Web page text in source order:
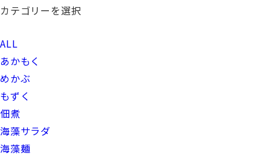
カテゴリーを選択
ALL
あかもく
めかぶ
もずく
佃煮
海藻サラダ
海藻麺